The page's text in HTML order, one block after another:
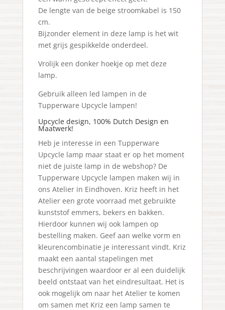
De lengte van de beige stroomkabel is 150
cm.
Bijzonder element in deze lamp is het wit
met grijs gespikkelde onderdeel.
Vrolijk een donker hoekje op met deze
lamp.
Gebruik alleen led lampen in de
Tupperware Upcycle lampen!
Upcycle design, 100% Dutch Design en
Maatwerk!
Heb je interesse in een Tupperware
Upcycle lamp maar staat er op het moment
niet de juiste lamp in de webshop? De
Tupperware Upcycle lampen maken wij in
ons Atelier in Eindhoven. Kriz heeft in het
Atelier een grote voorraad met gebruikte
kunststof emmers, bekers en bakken.
Hierdoor kunnen wij ook lampen op
bestelling maken. Geef aan welke vorm en
kleurencombinatie je interessant vindt. Kriz
maakt een aantal stapelingen met
beschrijvingen waardoor er al een duidelijk
beeld ontstaat van het eindresultaat. Het is
ook mogelijk om naar het Atelier te komen
om samen met Kriz een lamp samen te